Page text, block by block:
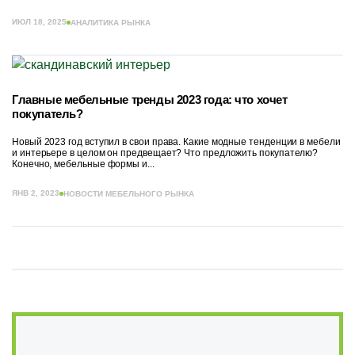
ИЮЛ 18, 2025 АНАЛИТИКА РЫНКА
Главные мебельные тренды 2023 года: что хочет
покупатель?
Новый 2023 год вступил в свои права. Какие модные тенденции в мебели
и интерьере в целом он предвещает? Что предложить покупателю?
Конечно, мебельные формы и...
ЯНВ 2, 2023 НОВОСТИ МЕБЕЛЬНОГО РЫНКА